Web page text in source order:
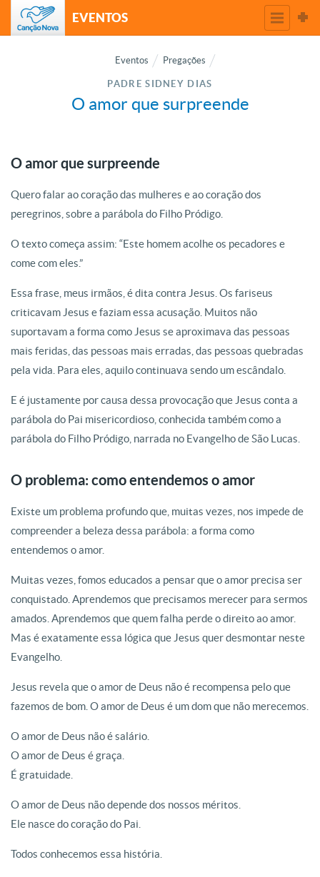
EVENTOS
Eventos Pregações
PADRE SIDNEY DIAS
O amor que surpreende
O amor que surpreende
Quero falar ao coração das mulheres e ao coração dos
peregrinos, sobre a parábola do Filho Pródigo.
O texto começa assim: “Este homem acolhe os pecadores e
come com eles.”
Essa frase, meus irmãos, é dita contra Jesus. Os fariseus
criticavam Jesus e faziam essa acusação. Muitos não
suportavam a forma como Jesus se aproximava das pessoas
mais feridas, das pessoas mais erradas, das pessoas quebradas
pela vida. Para eles, aquilo continuava sendo um escândalo.
E é justamente por causa dessa provocação que Jesus conta a
parábola do Pai misericordioso, conhecida também como a
parábola do Filho Pródigo, narrada no Evangelho de São Lucas.
O problema: como entendemos o amor
Existe um problema profundo que, muitas vezes, nos impede de
compreender a beleza dessa parábola: a forma como
entendemos o amor.
Muitas vezes, fomos educados a pensar que o amor precisa ser
conquistado. Aprendemos que precisamos merecer para sermos
amados. Aprendemos que quem falha perde o direito ao amor.
Mas é exatamente essa lógica que Jesus quer desmontar neste
Evangelho.
Jesus revela que o amor de Deus não é recompensa pelo que
fazemos de bom. O amor de Deus é um dom que não merecemos.
O amor de Deus não é salário.
O amor de Deus é graça.
É gratuidade.
O amor de Deus não depende dos nossos méritos.
Ele nasce do coração do Pai.
Todos conhecemos essa história.